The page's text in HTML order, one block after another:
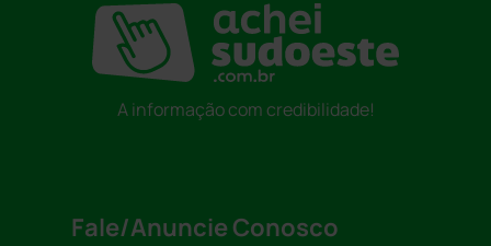
A informação com credibilidade!
Fale/Anuncie Conosco